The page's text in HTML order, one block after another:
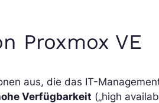
Proxmox VE
aus, die das IT-
Verfügbarkeit („high